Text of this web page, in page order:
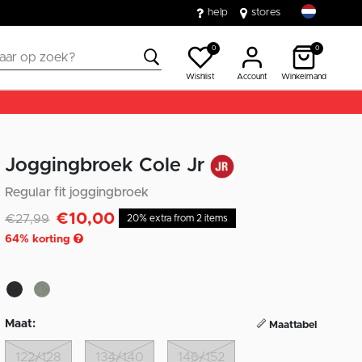
help stores
0
Wishlist Account
0
Winkelmand
Joggingbroek Cole Jr
Regular fit joggingbroek
Afgeprijsd van
€27,99naar
€10,00
64% korting
20% extra from 2 items
Maat: Maattabel
122/128 134/140 146/152